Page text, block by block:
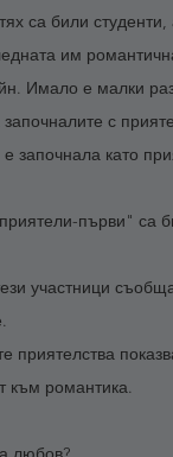
са били
им
Имало е малки
с
започнала като
първи" са
участници
към романтика.